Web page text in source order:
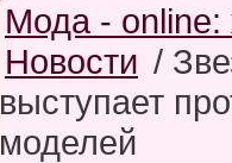
Мода - online:
Новости /
выступает
моделей